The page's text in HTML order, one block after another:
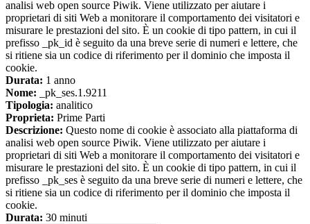
analisi web open source Piwik. Viene utilizzato per aiutare i
proprietari di siti Web a monitorare il comportamento dei visitatori e
misurare le prestazioni del sito. È un cookie di tipo pattern, in cui il
prefisso _pk_id è seguito da una breve serie di numeri e lettere, che
si ritiene sia un codice di riferimento per il dominio che imposta il
cookie.
Durata: 1 anno
Nome: _pk_ses.1.9211
Tipologia: analitico
Proprieta: Prime Parti
Descrizione: Questo nome di cookie è associato alla piattaforma di
analisi web open source Piwik. Viene utilizzato per aiutare i
proprietari di siti Web a monitorare il comportamento dei visitatori e
misurare le prestazioni del sito. È un cookie di tipo pattern, in cui il
prefisso _pk_ses è seguito da una breve serie di numeri e lettere, che
si ritiene sia un codice di riferimento per il dominio che imposta il
cookie.
Durata: 30 minuti